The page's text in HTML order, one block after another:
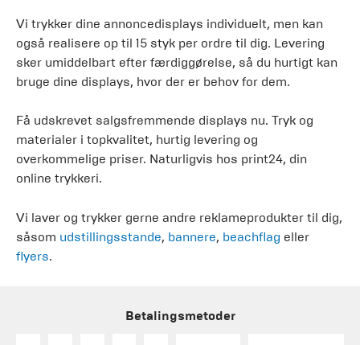
Vi trykker dine annoncedisplays individuelt, men kan
også realisere op til 15 styk per ordre til dig. Levering
sker umiddelbart efter færdiggørelse, så du hurtigt kan
bruge dine displays, hvor der er behov for dem.
Få udskrevet salgsfremmende displays nu. Tryk og
materialer i topkvalitet, hurtig levering og
overkommelige priser. Naturligvis hos print24, din
online trykkeri.
Vi laver og trykker gerne andre reklameprodukter til dig,
såsom udstillingsstande, bannere, beachflag eller
flyers.
Betalingsmetoder